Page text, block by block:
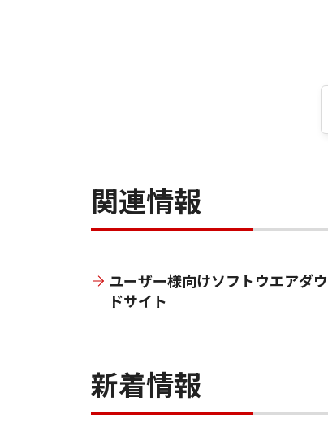
関連情報
ユーザー様向けソフトウエアダ
ドサイト
新着情報